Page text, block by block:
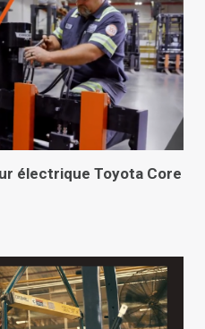
électrique Toyota Core